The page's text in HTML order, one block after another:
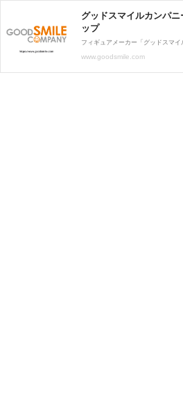
グッドスマイルカンパニ
ップ
www.goodsmile.com